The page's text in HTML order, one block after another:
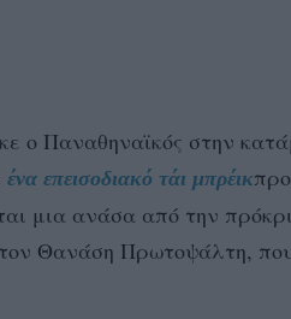
ο Παναθηναϊκός στην
ένα επεισοδιακό τάι μπρέικ
μια ανάσα από την
Θανάση Πρωτοψάλτη,